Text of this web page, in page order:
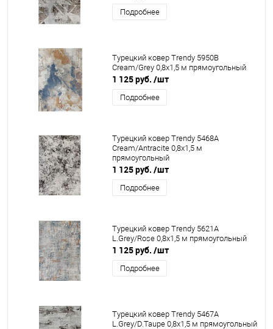
Подробнее
Турецкий ковер Trendy 5950B
Cream/Grey 0,8x1,5 м прямоугольный
1 125 руб. /шт
Подробнее
Турецкий ковер Trendy 5468A
Cream/Antracite 0,8x1,5 м
прямоугольный
1 125 руб. /шт
Подробнее
Турецкий ковер Trendy 5621A
L.Grey/Rose 0,8x1,5 м прямоугольный
1 125 руб. /шт
Подробнее
Турецкий ковер Trendy 5467A
L.Grey/D.Taupe 0,8x1,5 м прямоугольный